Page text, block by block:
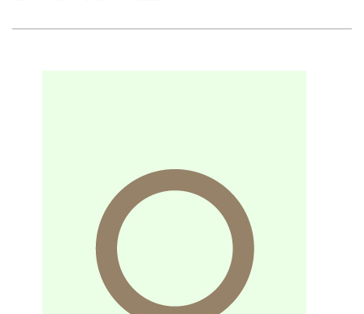
SOCIÉTÉ DES ÉCRIVAINS
CONNAISSANCES ET SAVOIRS